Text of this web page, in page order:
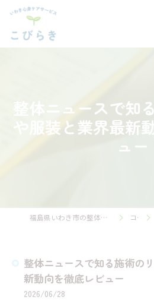
整体ニュースで知
や服装と業界最新
ュー
福島県いわき市の整体ならいわき心身ケアサービス こびらき コラム
整体ニュースで知る施術の
新動向を徹底レビュー
2026/06/28